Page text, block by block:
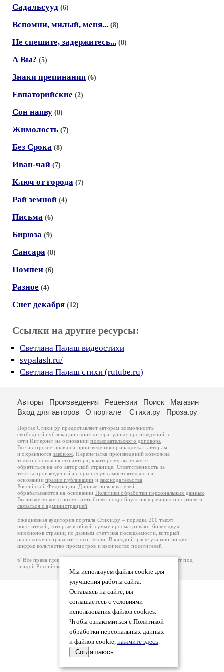
Садальсууд (6)
Вспомни, милый, меня... (8)
Не спешите, задержитесь... (8)
А Вы? (5)
Знаки препинания (6)
Евпаторийские (2)
Сон наяву (8)
Жимолость (7)
Без Срока (8)
Иван-чай (7)
Ключ от города (7)
Рай земной (4)
Письма (6)
Бирюза (9)
Сансара (8)
Помпеи (6)
Разное (4)
Снег декабря (12)
Ссылки на другие ресурсы:
Светлана Палаш видеостихи
svpalash.ru/
Светлана Палаш стихи (rutube.ru)
Мы используем файлы cookie для
улучшения работы сайта.
Оставаясь на сайте, вы
соглашаетесь с условиями
использования файлов cookies.
Чтобы ознакомиться с Политикой
обработки персональных данных
и файлов cookie, нажмите здесь.
Соглашаюсь
Авторы Произведения Рецензии Поиск
Магазин
Вход для авторов
О портале Стихи.ру Проза.ру
Портал Стихи.ру предоставляет авторам возможность
свободной публикации своих литературных произведений в
сети Интернет на основаниипользовательского договора
Все авторские права на произведения принадлежат авторам
и охраняются законом . Перепечатка произведений возможна
только с согласия его автора, к которому вы можете
обратиться на его авторской странице. Ответственность за
тексты произведений авторы несут самостоятельно на
основанииправил публикации изаконодательства
Российской Федерации . Данные пользователей
обрабатываются на основании Политики обработки персональных данных
Вы также можете посмотреть более подробную информацию о портале и
связаться с администрацией
Ежедневная аудитория портала Стихи.ру – порядка 200 тысяч
посетителей, которые в общей сумме просматривают более двух
миллионов страниц по данным счетчика посещаемости, который
расположен справа от этого текста. В каждой графе указано по две
цифры: количество просмотров и количество посетителей.
© Все права принадлежат авторам, 2000-2026. Портал работает под
эгидойРоссийского союза писателей